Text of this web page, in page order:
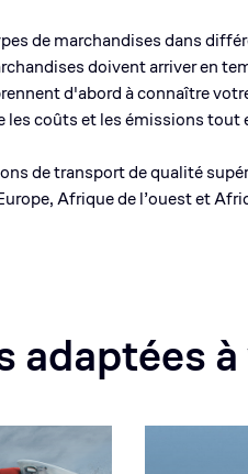
de marchandises dans
doivent arriver en
d'abord à connaître
les coûts et les émissions
de transport de qualité
Afrique de l’ouest et
adaptées